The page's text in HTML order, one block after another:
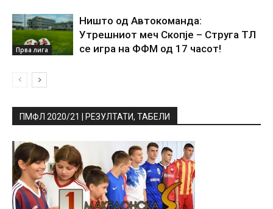
Прва лига
Ништо од Автокоманда:
Утрешниот меч Скопје – Струга ТЛ
се игра на ФФМ од 17 часот!
ПМФЛ 2020/21 | РЕЗУЛТАТИ, ТАБЕЛИ